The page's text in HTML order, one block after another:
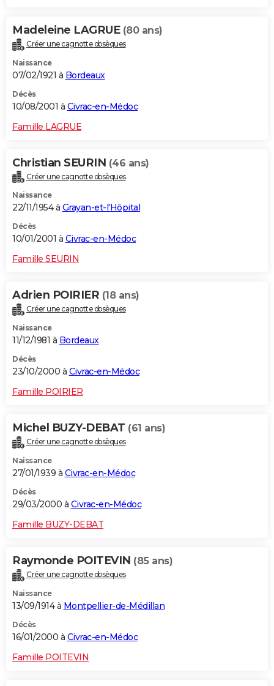
Madeleine LAGRUE (80 ans)
Créer une cagnotte obsèques
Naissance
07/02/1921 à Bordeaux
Décès
10/08/2001 à Civrac-en-Médoc
Famille LAGRUE
Christian SEURIN (46 ans)
Créer une cagnotte obsèques
Naissance
22/11/1954 à Grayan-et-l'Hôpital
Décès
10/01/2001 à Civrac-en-Médoc
Famille SEURIN
Adrien POIRIER (18 ans)
Créer une cagnotte obsèques
Naissance
11/12/1981 à Bordeaux
Décès
23/10/2000 à Civrac-en-Médoc
Famille POIRIER
Michel BUZY-DEBAT (61 ans)
Créer une cagnotte obsèques
Naissance
27/01/1939 à Civrac-en-Médoc
Décès
29/03/2000 à Civrac-en-Médoc
Famille BUZY-DEBAT
Raymonde POITEVIN (85 ans)
Créer une cagnotte obsèques
Naissance
13/09/1914 à Montpellier-de-Médillan
Décès
16/01/2000 à Civrac-en-Médoc
Famille POITEVIN